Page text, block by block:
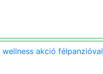
akció félpanzióval